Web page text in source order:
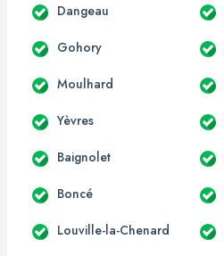
Dangeau
Gohory
Moulhard
Yèvres
Baignolet
Boncé
Louville-la-Chenard